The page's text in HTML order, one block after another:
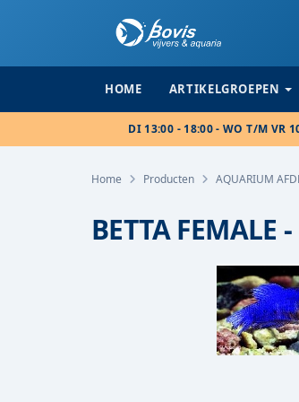
HOME ARTIKELGROEPEN
DI 13:00 - 18:00 - WO T/M VR
Home Producten AQUARIUM
BETTA FEMALE